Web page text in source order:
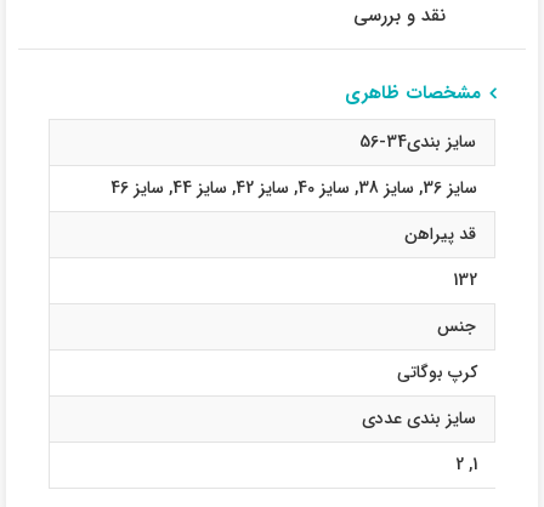
نقد و بررسی
مشخصات ظاهری
سایز بندی34-56
سایز 36
, سایز 38 , سایز 40 , سایز 42 , سایز 44 , سایز 46
قد پیراهن
132
جنس
کرپ بوگاتی
سایز بندی عددی
1
,
2